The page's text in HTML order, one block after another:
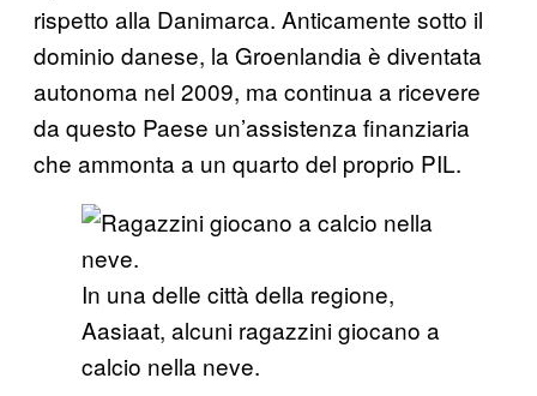
rispetto alla Danimarca. Anticamente sotto il
dominio danese, la Groenlandia è diventata
autonoma nel 2009, ma continua a ricevere
da questo Paese un’assistenza finanziaria
che ammonta a un quarto del proprio PIL.
In una delle città della regione,
Aasiaat, alcuni ragazzini giocano a
calcio nella neve.